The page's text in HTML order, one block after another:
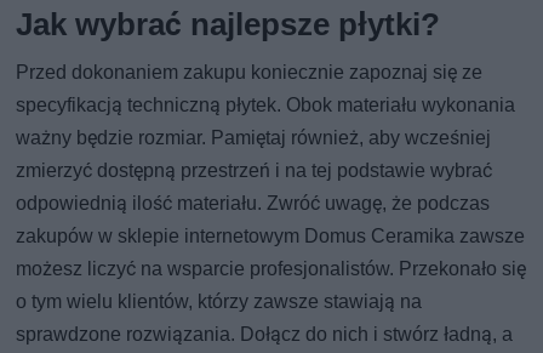
Jak wybrać najlepsze płytki?
Przed dokonaniem zakupu koniecznie zapoznaj się ze
specyfikacją techniczną płytek. Obok materiału wykonania
ważny będzie rozmiar. Pamiętaj również, aby wcześniej
zmierzyć dostępną przestrzeń i na tej podstawie wybrać
odpowiednią ilość materiału. Zwróć uwagę, że podczas
zakupów w sklepie internetowym Domus Ceramika zawsze
możesz liczyć na wsparcie profesjonalistów. Przekonało się
o tym wielu klientów, którzy zawsze stawiają na
sprawdzone rozwiązania. Dołącz do nich i stwórz ładną, a